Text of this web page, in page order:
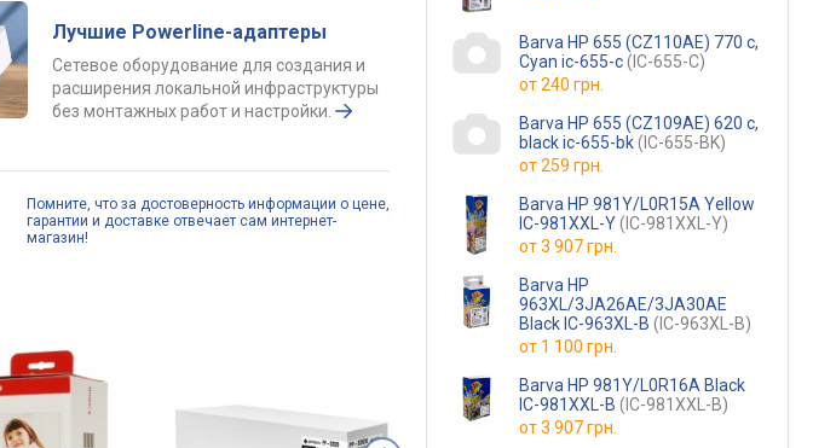
Лучшие Powerline-адаптеры
Сетевое оборудование для создания и
расширения локальной инфраструктуры
без монтажных работ и настройки.
Помните, что за достоверность информации о цене,
гарантии и доставке отвечает сам интернет-
магазин!
Barva HP 655 (CZ110AE) 770 c,
Cyan ic-655-c(IC-655-C)
от240 грн.
Barva HP 655 (CZ109AE) 620 c,
black ic-655-bk(IC-655-BK)
от259 грн.
Barva HP 981Y/L0R15A Yellow
IC-981XXL-Y(IC-981XXL-Y)
от3 907 грн.
Barva HP
963XL/3JA26AE/3JA30AE
Black IC-963XL-B (IC-963XL-B)
от 1 100 грн.
Barva HP 981Y/L0R16A Black
IC-981XXL-B (IC-981XXL-B)
от3 907 грн.